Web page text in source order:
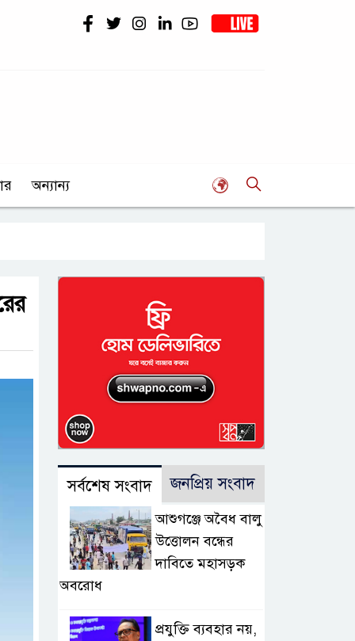
অন্যান্য
সর্বশেষ সংবাদ জনপ্রিয় সংবাদ
আশুগঞ্জে অবৈধ বালু
উত্তোলন বন্ধের
দাবিতে মহাসড়ক
অবরোধ
প্রযুক্তি ব্যবহার নয়,